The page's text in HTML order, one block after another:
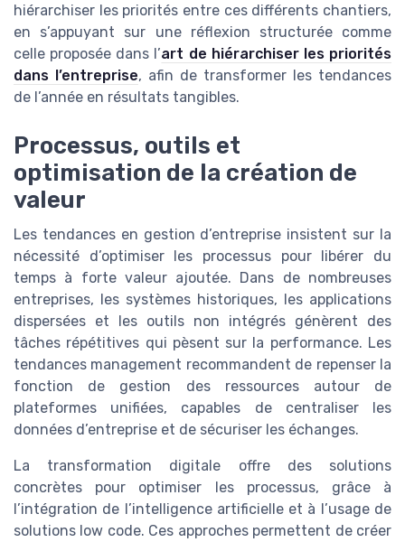
hiérarchiser les priorités entre ces différents chantiers,
en s’appuyant sur une réflexion structurée comme
celle proposée dans l’art de hiérarchiser les priorités
dans l’entreprise, afin de transformer les tendances
de l’année en résultats tangibles.
Processus, outils et
optimisation de la création de
valeur
Les tendances en gestion d’entreprise insistent sur la
nécessité d’optimiser les processus pour libérer du
temps à forte valeur ajoutée. Dans de nombreuses
entreprises, les systèmes historiques, les applications
dispersées et les outils non intégrés génèrent des
tâches répétitives qui pèsent sur la performance. Les
tendances management recommandent de repenser la
fonction de gestion des ressources autour de
plateformes unifiées, capables de centraliser les
données d’entreprise et de sécuriser les échanges.
La transformation digitale offre des solutions
concrètes pour optimiser les processus, grâce à
l’intégration de l’intelligence artificielle et à l’usage de
solutions low code. Ces approches permettent de créer